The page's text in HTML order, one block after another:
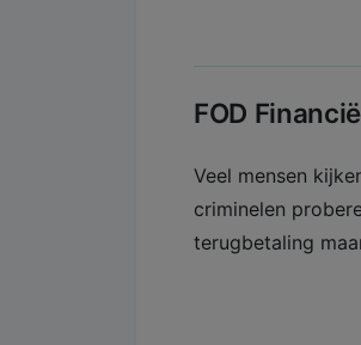
FOD
Veel mensen
criminelen
terugbetaling